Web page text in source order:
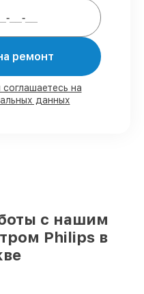
наблюдения
для
складе или
доставки
и
ремонт
на
данных
с нашим
Philips в